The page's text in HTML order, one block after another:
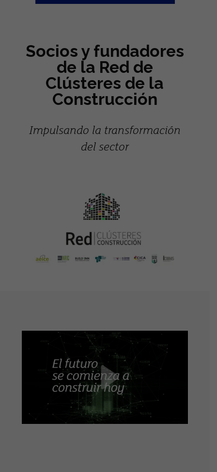
Socios y fundadores
de la Red de
Clústeres de la
Construcción
Impulsando la transformación
del sector